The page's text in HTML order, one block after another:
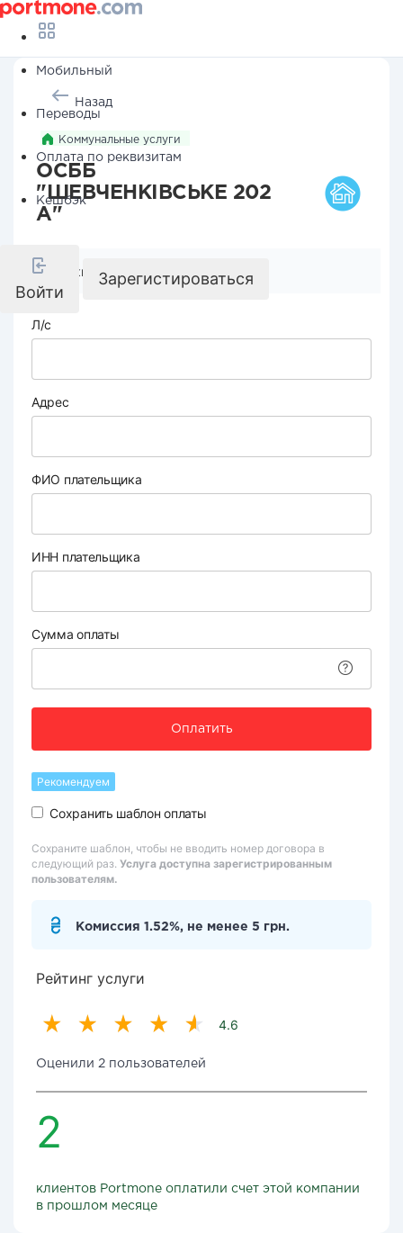
Мобильный
Переводы
Оплата по реквизитам
Кешбэк
Войти
Зарегистироваться
Назад
Коммунальные услуги
ОСББ
"ШЕВЧЕНКІВСЬКЕ 202
А"
Реквизиты компании
Л/с
Адрес
ФИО плательщика
ИНН плательщика
Сумма оплаты
Оплатить
Рекомендуем
Сохранить шаблон оплаты
Сохраните шаблон, чтобы не вводить номер договора в
следующий раз. Услуга доступна зарегистрированным
пользователям.
Комиссия 1.52%, не менее 5 грн.
Рейтинг услуги
4.6
Оценили 2 пользователей
2
клиентов Portmone оплатили счет этой компании
в прошлом месяце